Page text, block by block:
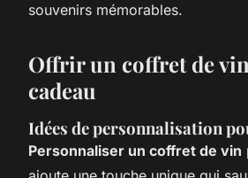
souvenirs mémorables.
Offrir un coffret de
cadeau
Idées de personnalisation
Personnaliser un coffret de vin